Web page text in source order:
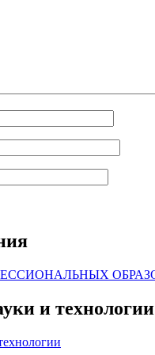
и технологии